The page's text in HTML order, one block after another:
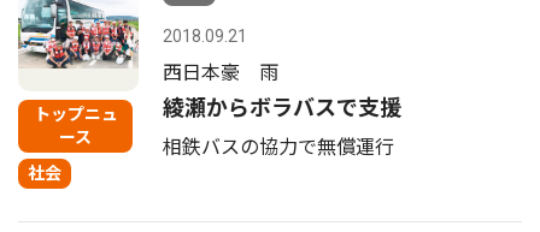
トップニュ
ース
社会
2018.09.21
西日本豪 雨
綾瀬からボラバスで支援
相鉄バスの協力で無償運行